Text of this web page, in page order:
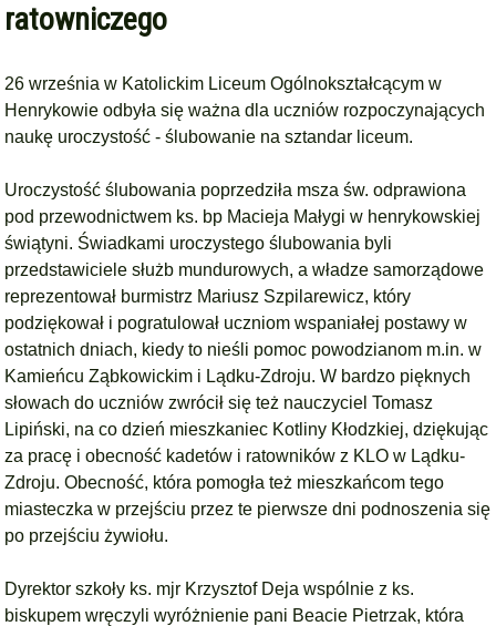
ratowniczego
26 września w Katolickim Liceum Ogólnokształcącym w
Henrykowie odbyła się ważna dla uczniów rozpoczynających
naukę uroczystość - ślubowanie na sztandar liceum.
Uroczystość ślubowania poprzedziła msza św. odprawiona
pod przewodnictwem ks. bp Macieja Małygi w henrykowskiej
świątyni. Świadkami uroczystego ślubowania byli
przedstawiciele służb mundurowych, a władze samorządowe
reprezentował burmistrz Mariusz Szpilarewicz, który
podziękował i pogratulował uczniom wspaniałej postawy w
ostatnich dniach, kiedy to nieśli pomoc powodzianom m.in. w
Kamieńcu Ząbkowickim i Lądku-Zdroju. W bardzo pięknych
słowach do uczniów zwrócił się też nauczyciel Tomasz
Lipiński, na co dzień mieszkaniec Kotliny Kłodzkiej, dziękując
za pracę i obecność kadetów i ratowników z KLO w Lądku-
Zdroju. Obecność, która pomogła też mieszkańcom tego
miasteczka w przejściu przez te pierwsze dni podnoszenia się
po przejściu żywiołu.
Dyrektor szkoły ks. mjr Krzysztof Deja wspólnie z ks.
biskupem wręczyli wyróżnienie pani Beacie Pietrzak, która